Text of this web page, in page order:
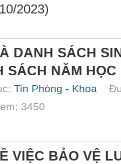
2023)
DANH SÁCH
SÁCH NĂM HỌC
Tin Phòng - Khoa
3450
VIỆC BẢO VỆ